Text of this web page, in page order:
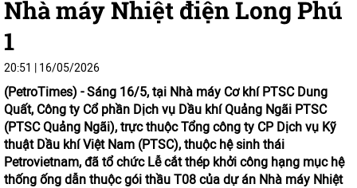
Nhà máy Nhiệt điện Long Phú
1
20:51 | 16/05/2026
(PetroTimes) -Sáng 16/5, tại Nhà máy Cơ khí PTSC Dung
Quất, Công ty Cổ phần Dịch vụ Dầu khí Quảng Ngãi PTSC
(PTSC Quảng Ngãi), trực thuộc Tổng công ty CP Dịch vụ Kỹ
thuật Dầu khí Việt Nam (PTSC), thuộc hệ sinh thái
Petrovietnam, đã tổ chức Lễ cắt thép khởi công hạng mục hệ
thống ống dẫn thuộc gói thầu T08 của dự án Nhà máy Nhiệt